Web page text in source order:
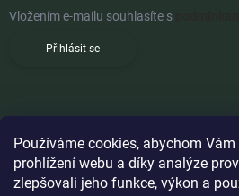
Používáme cookies, abychom
prohlížení webu a díky analýze
zlepšovali jeho funkce, výkon a
Vložením e-mailu souhlasíte s
Přihlásit se